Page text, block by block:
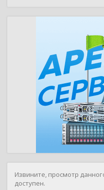
Извините, просмотр
доступен.